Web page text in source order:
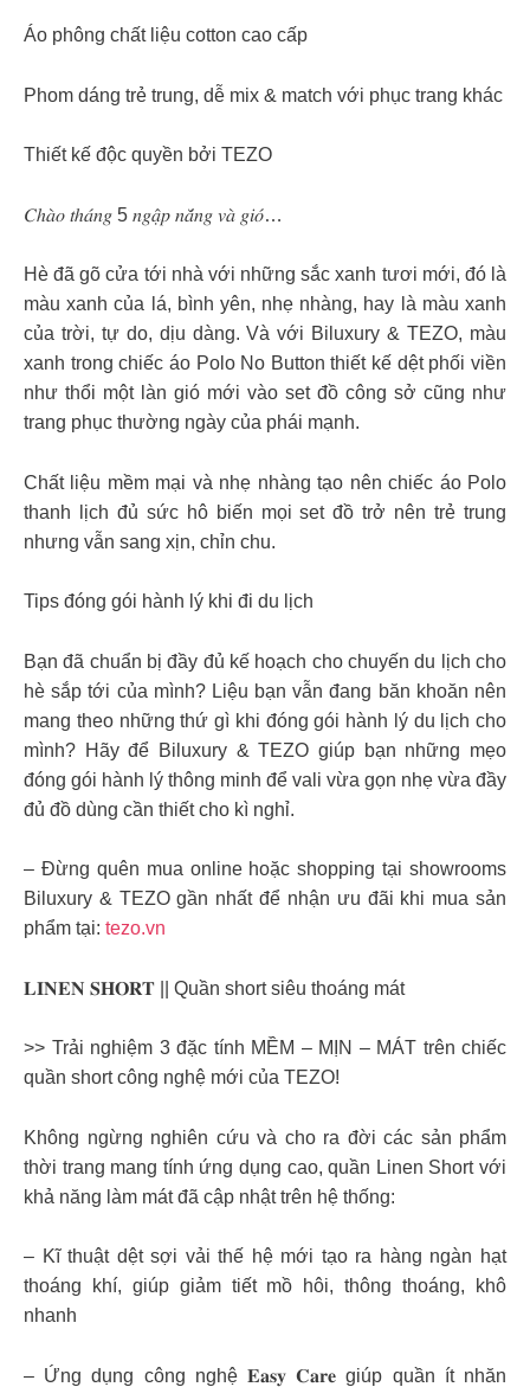
Áo phông chất liệu cotton cao cấp
Phom dáng trẻ trung, dễ mix & match với phục trang khác
Thiết kế độc quyền bởi TEZO
𝐶ℎ𝑎̀𝑜 𝑡ℎ𝑎́𝑛𝑔 5 𝑛𝑔𝑎̣̂𝑝 𝑛𝑎̆́𝑛𝑔 𝑣𝑎̀ 𝑔𝑖𝑜́…
Hè đã gõ cửa tới nhà với những sắc xanh tươi mới, đó là
màu xanh của lá, bình yên, nhẹ nhàng, hay là màu xanh
của trời, tự do, dịu dàng. Và với Biluxury & TEZO, màu
xanh trong chiếc áo Polo No Button thiết kế dệt phối viền
như thổi một làn gió mới vào set đồ công sở cũng như
trang phục thường ngày của phái mạnh.
Chất liệu mềm mại và nhẹ nhàng tạo nên chiếc áo Polo
thanh lịch đủ sức hô biến mọi set đồ trở nên trẻ trung
nhưng vẫn sang xịn, chỉn chu.
Tips đóng gói hành lý khi đi du lịch
Bạn đã chuẩn bị đầy đủ kế hoạch cho chuyến du lịch cho
hè sắp tới của mình? Liệu bạn vẫn đang băn khoăn nên
mang theo những thứ gì khi đóng gói hành lý du lịch cho
mình? Hãy để Biluxury & TEZO giúp bạn những mẹo
đóng gói hành lý thông minh để vali vừa gọn nhẹ vừa đầy
đủ đồ dùng cần thiết cho kì nghỉ.
– Đừng quên mua online hoặc shopping tại showrooms
Biluxury & TEZO gần nhất để nhận ưu đãi khi mua sản
phẩm tại: tezo.vn
𝐋𝐈𝐍𝐄𝐍 𝐒𝐇𝐎𝐑𝐓 || Quần short siêu thoáng mát
>> Trải nghiệm 3 đặc tính MỀM – MỊN – MÁT trên chiếc
quần short công nghệ mới của TEZO!
Không ngừng nghiên cứu và cho ra đời các sản phẩm
thời trang mang tính ứng dụng cao, quần Linen Short với
khả năng làm mát đã cập nhật trên hệ thống:
– Kĩ thuật dệt sợi vải thế hệ mới tạo ra hàng ngàn hạt
thoáng khí, giúp giảm tiết mồ hôi, thông thoáng, khô
nhanh
– Ứng dụng công nghệ 𝐄𝐚𝐬𝐲 𝐂𝐚𝐫𝐞 giúp quần ít nhăn